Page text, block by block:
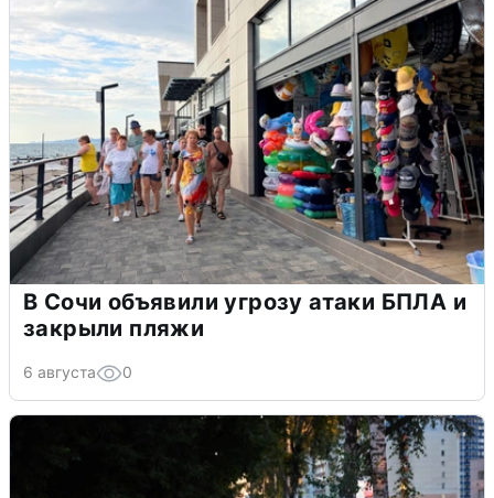
В Сочи объявили угрозу атаки БПЛА и
закрыли пляжи
6 августа 0